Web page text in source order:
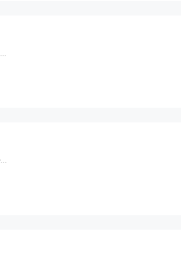
Avenida Moisés Lebensohn, General Espejo, Barrio General Espejo, Paraná, Municipio de Paraná, Distrito Sauce, Departamento Paraná, Entre Ríos, E3104HMA, Argentina